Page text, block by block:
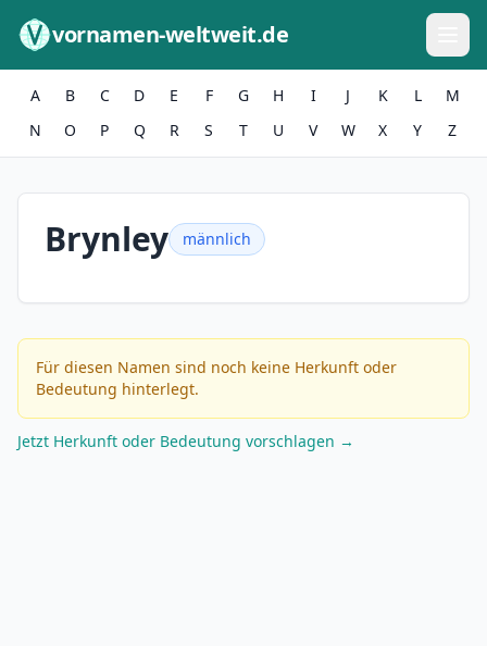
vornamen-weltweit.de
A B C D E F G H I J K L
M
N
O P Q R S T U V W X Y Z
Brynley männlich
Für diesen Namen sind noch keine Herkunft oder
Bedeutung hinterlegt.
Jetzt Herkunft oder Bedeutung vorschlagen →